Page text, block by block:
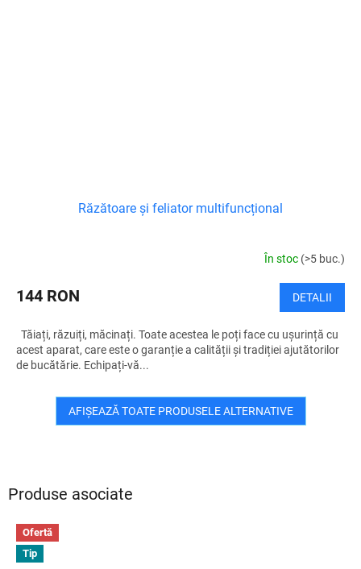
Produse asociate
Ofertă
Tip
Răzătoare și feliator multifuncțional
În stoc (>5 buc.)
144 RON DETALII
Tăiați, răzuiți, măcinați. Toate acestea le poți face cu ușurință cu
acest aparat, care este o garanție a calității și tradiției ajutătorilor
de bucătărie. Echipați-vă...
AFIŞEAZĂ TOATE PRODUSELE ALTERNATIVE